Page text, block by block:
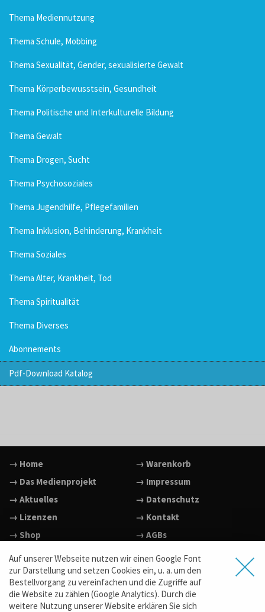
Thema Mediennutzung
Thema Schule, Mobbing
Thema Sexualität, Gender, sexualisierte Gewalt
Thema Körperbewusstsein, Gesundheit
Thema Politische und Interkulturelle Bildung
Thema Gewalt
Thema Drogen, Sucht
Thema Psychosoziales
Thema Jugendhilfe, Pflegefamilien
Thema Inklusion, Behinderung, Krankheit
Thema Soziales
Thema Alter, Krankheit, Tod
Thema Spiritualität
Thema Diverses
Abonnements
Pdf-Download Katalog
→ Home
→ Das Medienprojekt
→ Aktuelles
→ Lizenzen
→ Shop
→ Warenkorb
→ Impressum
→ Datenschutz
→ Kontakt
→ AGBs
→ Vimeo
→ YouTube
→ www.film-dein-film.de
Auf unserer Webseite nutzen wir einen Google Font
zur Darstellung und setzen Cookies ein, u. a. um den
Bestellvorgang zu vereinfachen und die Zugriffe auf
die Website zu zählen (Google Analytics). Durch die
weitere Nutzung unserer Website erklären Sie sich